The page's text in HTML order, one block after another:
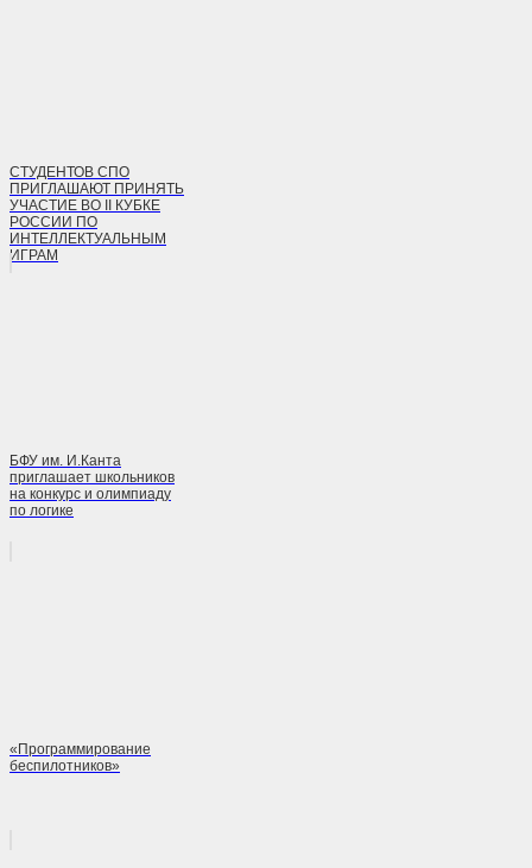
СТУДЕНТОВ СПО
ПРИГЛАШАЮТ ПРИНЯТЬ
УЧАСТИЕ ВО II КУБКЕ
РОССИИ ПО
ИНТЕЛЛЕКТУАЛЬНЫМ
ИГРАМ
БФУ им. И.Канта
приглашает школьников
на конкурс и олимпиаду
по логике
«Программирование
беспилотников»